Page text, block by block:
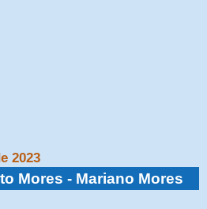
2023
Mores - Mariano Mores